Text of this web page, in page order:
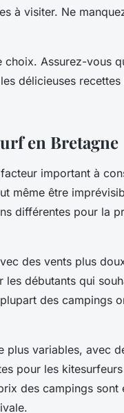
à visiter. Ne
choix. Assurez-vous
délicieuses
en Bretagne
important à
même être
différentes pour la
des vents plus
débutants qui
des campings
plus variables, avec
pour les
des campings sont